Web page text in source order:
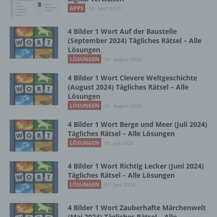
APPS 03. April 2025
4 Bilder 1 Wort Auf der Baustelle
(September 2024) Tägliches Rätsel – Alle
Lösungen
LÖSUNGEN 31. August 2024
4 Bilder 1 Wort Clevere Weltgeschichte
(August 2024) Tägliches Rätsel – Alle
Lösungen
LÖSUNGEN 01. August 2024
4 Bilder 1 Wort Berge und Meer (Juli 2024)
Tägliches Rätsel – Alle Lösungen
LÖSUNGEN 01. Juli 2024
4 Bilder 1 Wort Richtig Lecker (Juni 2024)
Tägliches Rätsel – Alle Lösungen
LÖSUNGEN 01. Juni 2024
4 Bilder 1 Wort Zauberhafte Märchenwelt
Zusammenhang mit personenbezogenen
Organisation, das Ordnen, die Speicherung,
die Anpassung oder Veränderung, das
Auslesen, das Abfragen, die Verwendung,
die Offenlegung durch Übermittlung,
Bereitstellung, den Abgleich oder die
Verknüpfung, die Einschränkung, das
Löschen oder die Vernichtung.
d) Einschränkung der Verarbeitung
Einschränkung der Verarbeitung ist die
Markierung gespeicherter
personenbezogener Daten mit dem Ziel, ihre
künftige Verarbeitung einzuschränken.
e) Profiling